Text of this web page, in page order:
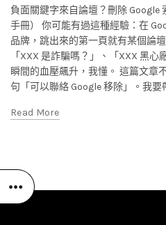
負面關鍵字來自論壇？刪除 Google
手冊） 你可能有過這種經驗：在
品牌，跳出來的第一頁就有某個論
「XXX 是詐騙嗎？」、「XXX 黑
瞬間的血壓飆升，我懂。 這篇文章
句「可以聯絡 Google 移除」。我要
Read More